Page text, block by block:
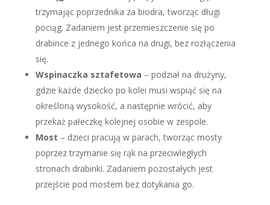
trzymając poprzednika za biodra, tworząc długi
pociąg. Zadaniem jest przemieszczenie się po
drabince z jednego końca na drugi, bez rozłączenia
się.
Wspinaczka sztafetowa – podział na drużyny,
gdzie każde dziecko po kolei musi wspiąć się na
określoną wysokość, a następnie wrócić, aby
przekaż pałeczkę kolejnej osobie w zespole.
Most – dzieci pracują w parach, tworząc mosty
poprzez trzymanie się rąk na przeciwległych
stronach drabinki. Zadaniem pozostałych jest
przejście pod mostem bez dotykania go.